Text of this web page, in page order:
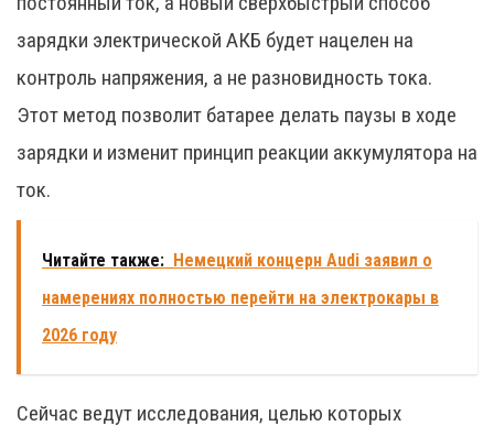
зарядки электрической АКБ будет нацелен на
контроль напряжения, а не разновидность тока.
Этот метод позволит батарее делать паузы в ходе
зарядки и изменит принцип реакции аккумулятора на
ток.
Читайте также: Немецкий концерн Audi заявил о
намерениях полностью перейти на электрокары в
2026 году
Сейчас ведут исследования, целью которых